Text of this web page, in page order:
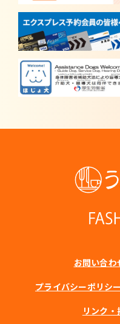
お問い合
プライバシーポリシー
リンク